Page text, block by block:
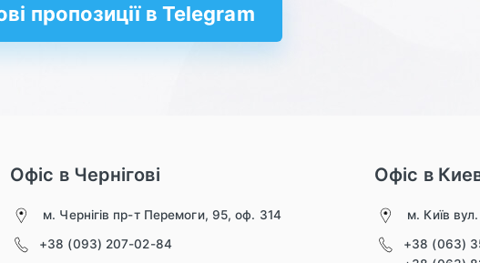
пропозиції в Telegram
Офіс в Чернігові
м. Чернігів пр-т Перемоги, 95, оф. 314
+38 (093) 207-02-84
Офіс в
м. Київ
+38 (063)